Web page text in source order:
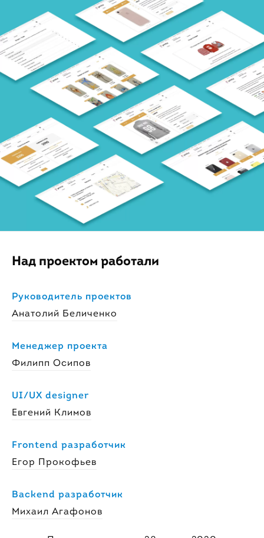
Над проектом работали
Руководитель проектов
Анатолий Беличенко
Менеджер проекта
Филипп Осипов
UI/UX designer
Евгений Климов
Frontend разработчик
Егор Прокофьев
Backend разработчик
Михаил Агафонов